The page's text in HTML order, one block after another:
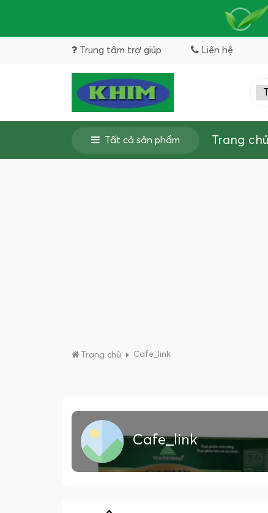
Trung tâm trợ giúp Liên hệ
Tất cả sản phẩm Trang chủ
Trang chủ Cafe_link
Cafe_link